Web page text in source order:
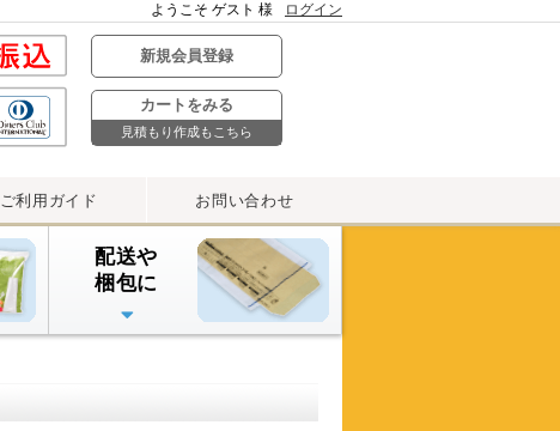
ようこそ ゲスト 様 ログイン
新規会員登録
カートをみる
見積もり作成もこちら
ご利用ガイド お問い合わせ
配送や
梱包に